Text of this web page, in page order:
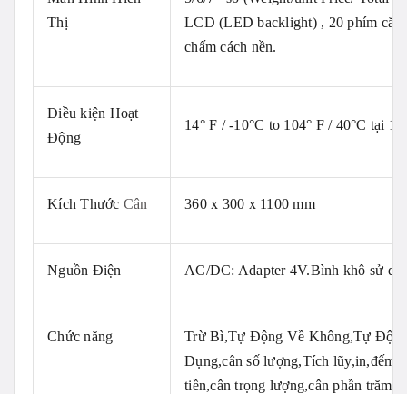
Thị
LCD (LED backlight) , 20 phím căn
chấm cách nền.
Điều kiện Hoạt
Động
14° F / -10°C to 104° F / 40°C tại
Kích Thước Cân 360 x 300 x 1100 mm
Nguồn Điện AC/DC: Adapter 4V.Bình khô sử
Chức năng
Trừ Bì,Tự Động Về Không,Tự
Dụng,cân số lượng,Tích lũy,in,đếm
tiền,cân trọng lượng,cân phần